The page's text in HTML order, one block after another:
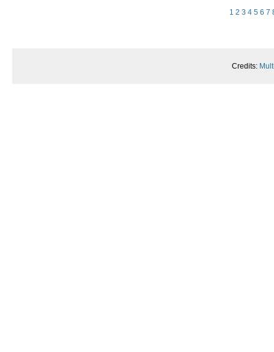
1 2 3 4 5 6 7
Credits: